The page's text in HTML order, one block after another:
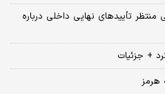
منتظر تأییدهای نهایی داخلی درباره
+ جزئیات
هرمز